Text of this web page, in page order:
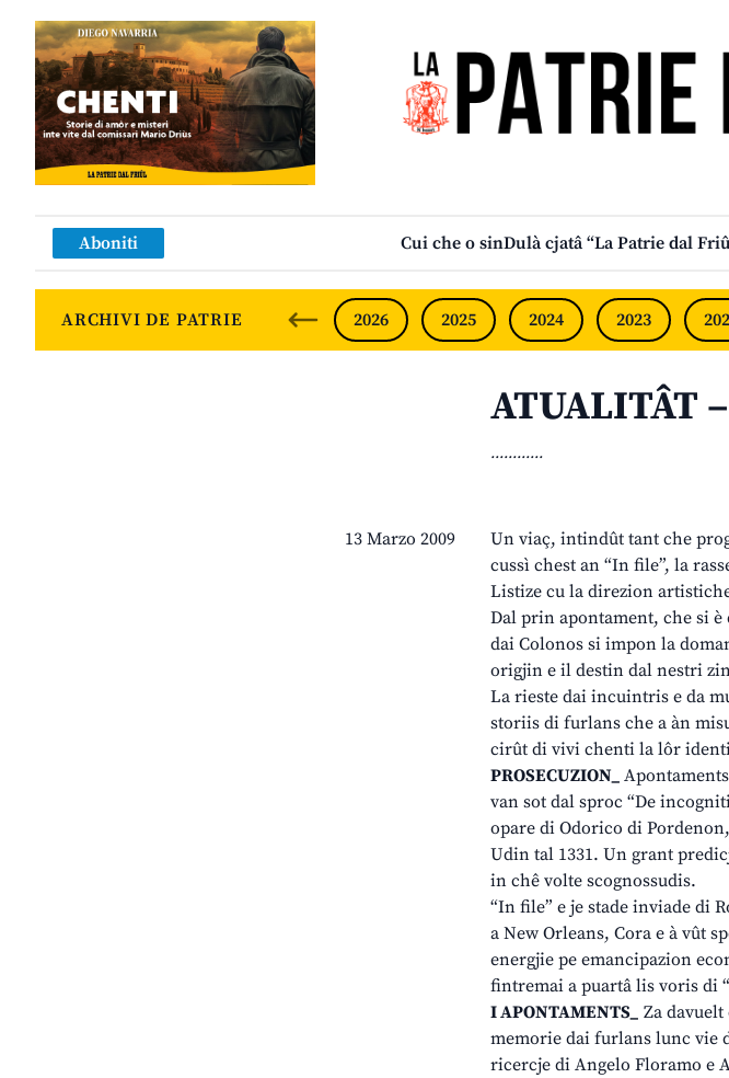
Aboniti Cui che o sinDulà cjatâ “La Patrie dal
ARCHIVI DE PATRIE 2026 2025 2024 2023
ATUALITÂT
............
13 Marzo 2009
Un viaç, intindût tant che
cussì chest an “In file”, la
Listize cu la direzion
Dal prin apontament, che si
dai Colonos si impon la
origjin e il destin dal nestri
La rieste dai incuintris e da
storiis di furlans che a àn
cirût di vivi chenti la lôr
PROSECUZION_
van sot dal sproc “De
opare di Odorico di
Udin tal 1331. Un grant
in chê volte scognossudis.
“In file” e je stade inviade di
a New Orleans, Cora e à vût
energjie pe emancipazion
fintremai a puartâ lis voris di
I APONTAMENTS_ Za
memorie dai furlans lunc vie
ricercje di Angelo Floramo e